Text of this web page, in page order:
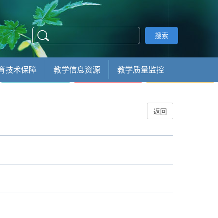
搜索
技术保障 教学信息资源 教学质量监控
返回